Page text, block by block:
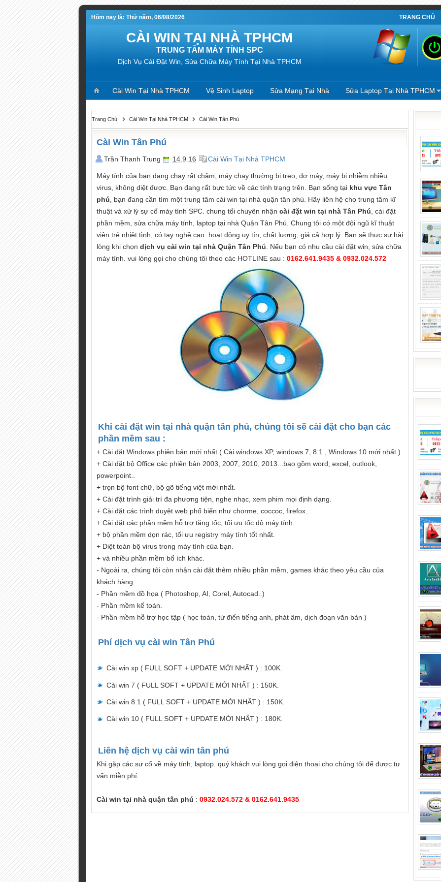
Hôm nay là: Thứ năm, 06/08/2026 TRANG CHỦ
CÀI WIN TẠI NHÀ TPHCM
TRUNG TÂM MÁY TÍNH SPC
Dịch Vụ Cài Đặt Win, Sửa Chữa Máy Tính Tại Nhà TPHCM
Cài Win Tại Nhà TPHCM Vệ Sinh Laptop Sửa Mạng Tại Nhà Sửa Laptop Tại Nhà TPHCM
Trang Chủ Cài Win Tại Nhà TPHCM Cài Win Tân Phú
Cài Win Tân Phú
Trần Thanh Trung 14.9.16 Cài Win Tại Nhà TPHCM
Máy tính của bạn đang chạy rất chậm, máy chạy thường bị treo, đơ máy, máy bị nhiễm nhiều
virus, không diệt được. Bạn đang rất bực tức về các tính trạng trên. Bạn sống tại khu vực Tân
phú , bạn đang cần tìm một trung tâm cài win tại nhà quận tân phú. Hãy liên hệ cho trung tâm kĩ
thuật và xử lý sự cố máy tính SPC. chung tối chuyên nhận cài đặt win tại nhà Tân Phú , cài đặt
phần mềm, sửa chữa máy tính, laptop tại nhà Quận Tân Phú. Chung tôi có một đội ngũ kĩ thuật
viên trẻ nhiệt tình, có tay nghề cao. hoạt động uy tín, chất lượng, giá cả hợp lý. Bạn sẽ thực sự hài
lòng khi chọn dịch vụ cài win tại nhà Quận Tân Phú . Nếu bạn có nhu cầu cài đặt win, sửa chữa
máy tính. vui lòng gọi cho chúng tôi theo các HOTLINE sau : 0162.641.9435 & 0932.024.572
Khi cài đặt win tại nhà quận tân phú, chúng tôi sẽ cài đặt cho bạn các
phần mềm sau :
+ Cài đặt Windows phiên bản mới nhất ( Cài windows XP, windows 7, 8.1 , Windows 10 mới nhất )
+ Cài đặt bộ Office các phiên bản 2003, 2007, 2010, 2013...bao gồm word, excel, outlook,
powerpoint..
+ trọn bộ font chữ, bộ gõ tiếng việt mới nhất.
+ Cài đặt trình giải trí đa phương tiện, nghe nhạc, xem phim mọi định dạng.
+ Cài đặt các trình duyệt web phổ biến như chorme, coccoc, firefox..
+ Cài đặt các phần mềm hỗ trợ tăng tốc, tối ưu tốc độ máy tính.
+ bộ phần mềm dọn rác, tối ưu registry máy tính tốt nhất.
+ Diệt toàn bộ virus trong máy tính của bạn.
+ và nhiều phần mềm bổ ích khác.
- Ngoài ra, chúng tôi còn nhận cài đặt thêm nhiều phần mềm, games khác theo yêu cầu của
khách hàng.
- Phần mềm đồ họa ( Photoshop, AI, Corel, Autocad..)
- Phần mềm kế toán.
- Phần mềm hỗ trợ học tập ( học toán, từ điển tiếng anh, phát âm, dịch đoạn văn bản )
Phí dịch vụ cài win Tân Phú
Cài win xp ( FULL SOFT + UPDATE MỚI NHẤT ) : 100K.
Cài win 7 ( FULL SOFT + UPDATE MỚI NHẤT ) : 150K.
Cài win 8.1 ( FULL SOFT + UPDATE MỚI NHẤT ) : 150K.
Cài win 10 ( FULL SOFT + UPDATE MỚI NHẤT ) : 180K.
Liên hệ dịch vụ cài win tân phú
Khi gặp các sự cố về máy tính, laptop. quý khách vui lòng gọi điện thoại cho chúng tôi để được tư
vấn miễn phí.
Cài win tại nhà quận tân phú : 0932.024.572 & 0162.641.9435